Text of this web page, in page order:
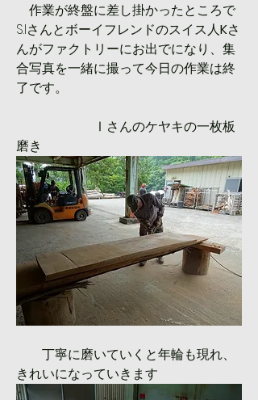
作業が終盤に差し掛かったところで
S.Iさんとボーイフレンドのスイス人Kさ
んがファクトリーにお出でになり、集
合写真を一緒に撮って今日の作業は終
了です。
Ⅰさんのケヤキの一枚板
磨き
丁寧に磨いていくと年輪も現れ、
きれいになっていきます